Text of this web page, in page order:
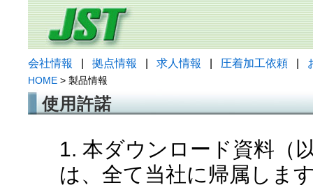
会社情報 拠点情報 求人情報 圧着加工依頼
HOME > 製品情報
使用許諾
1. 本ダウンロード資料（
は、全て当社に帰属しま